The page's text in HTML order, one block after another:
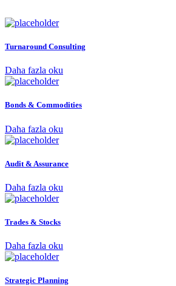
Turnaround Consulting
Daha fazla oku
Bonds & Commodities
Daha fazla oku
Audit & Assurance
Daha fazla oku
Trades & Stocks
Daha fazla oku
Strategic Planning